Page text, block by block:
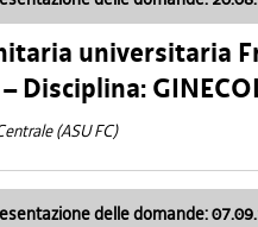
universitaria
Disciplina:
(ASU FC)
delle domande: